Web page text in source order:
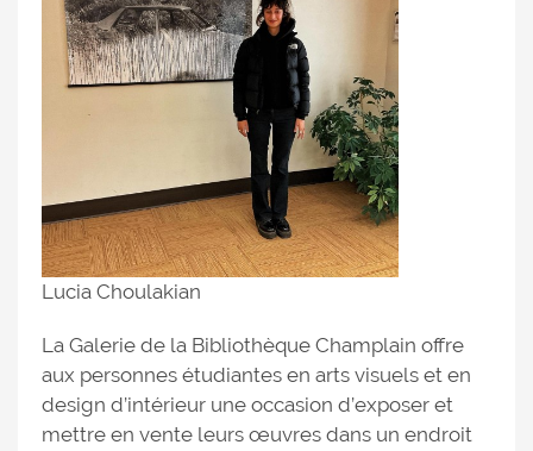
Lucia Choulakian
La Galerie de la Bibliothèque Champlain offre
aux personnes étudiantes en arts visuels et en
design d’intérieur une occasion d’exposer et
mettre en vente leurs œuvres dans un endroit